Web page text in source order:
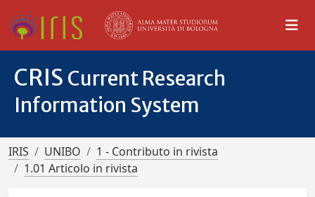
CRIS Current Research
Information System
IRIS UNIBO
1 - Contributo in rivista
1.01 Articolo in rivista